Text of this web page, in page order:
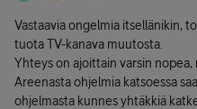
Vastaavia ongelmia itsellänikin,
tuota TV-kanava muutosta.
Yhteys on ajoittain varsin
Areenasta ohjelmia katsoessa
ohjelmasta kunnes yhtäkkiä